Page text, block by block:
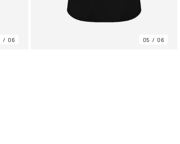
06 05 06